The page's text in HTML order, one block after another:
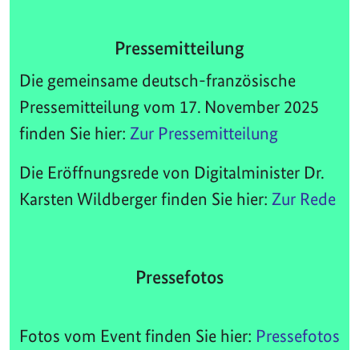
Pressemitteilung
Die gemeinsame deutsch-französische
Pressemitteilung vom 17. November 2025
finden Sie hier: Zur Pressemitteilung
Die Eröffnungsrede von Digitalminister Dr.
Karsten Wildberger finden Sie hier: Zur Rede
Pressefotos
Fotos vom Event finden Sie hier: Pressefotos